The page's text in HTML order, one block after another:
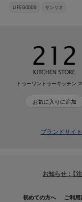
LIFE GOODS
サンリオ
トゥーワントゥーキッチン
お気に入りに追加
ブランドサイト
お知らせ：【
初めての方へ ご利